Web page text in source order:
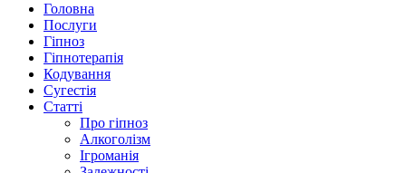
Головна
Послуги
Гіпноз
Гіпнотерапія
Кодування
Сугестія
Статті
Про гіпноз
Алкоголізм
Ігроманія